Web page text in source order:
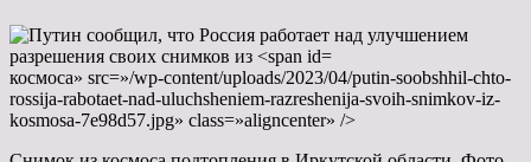
космоса» src=»/wp-content/uploads/2023/04/putin-soobshhil-chto-
rossija-rabotaet-nad-uluchsheniem-razreshenija-svoih-snimkov-iz-
kosmosa-7e98d57.jpg» class=»aligncenter» />